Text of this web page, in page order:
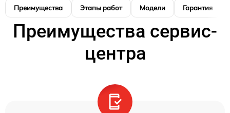
Преимущества Этапы работ Модели Гарантия
Преимущества сервис-
центра